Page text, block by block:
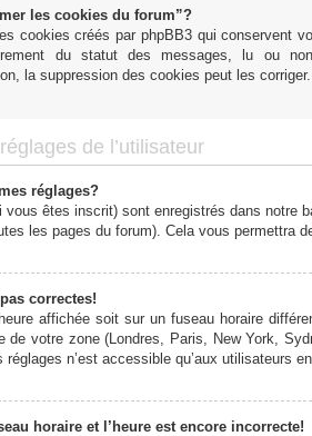
les cookies du forum”?
cookies créés par phpBB3 qui conservent
du statut des messages, lu ou
la suppression des cookies peut les corriger.
de l’utilisateur
réglages?
vous êtes inscrit) sont enregistrés dans notre
les pages du forum). Cela vous permettra
correctes!
affichée soit sur un fuseau horaire
de votre zone (Londres, Paris, New York,
n’est accessible qu’aux utilisateurs
horaire et l’heure est encore incorrecte!